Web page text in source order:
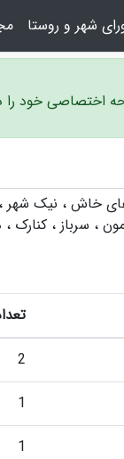
شهر و روستا
اختصاصی خود را
خاش ، نیک شهر ،
، سرباز ، کنارک ،
2
1
1